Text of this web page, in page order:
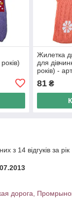
Жилетка
для
років) -
81₴
з 14 відгуків за рік
дорога,